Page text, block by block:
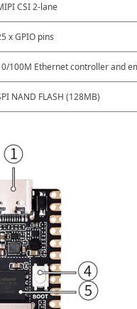
CSI 2-lane
x GPIO pins
100M Ethernet controller and
NAND FLASH (128MB)